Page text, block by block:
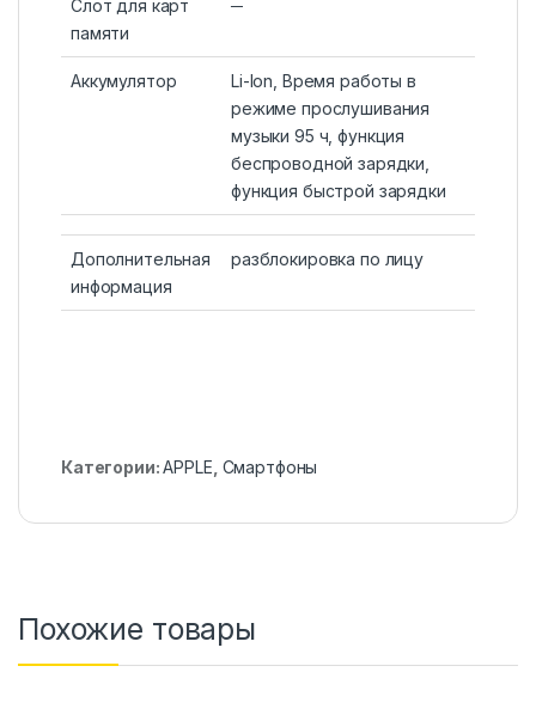
Слот для карт
памяти
─
Аккумулятор
Li-Ion, Время работы в
режиме прослушивания
музыки 95 ч, функция
беспроводной зарядки,
функция быстрой зарядки
Дополнительная
информация
разблокировка по лицу
Категории:APPLE, Смартфоны
Похожие товары